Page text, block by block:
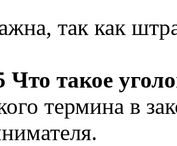
так как
Что такое
термина в